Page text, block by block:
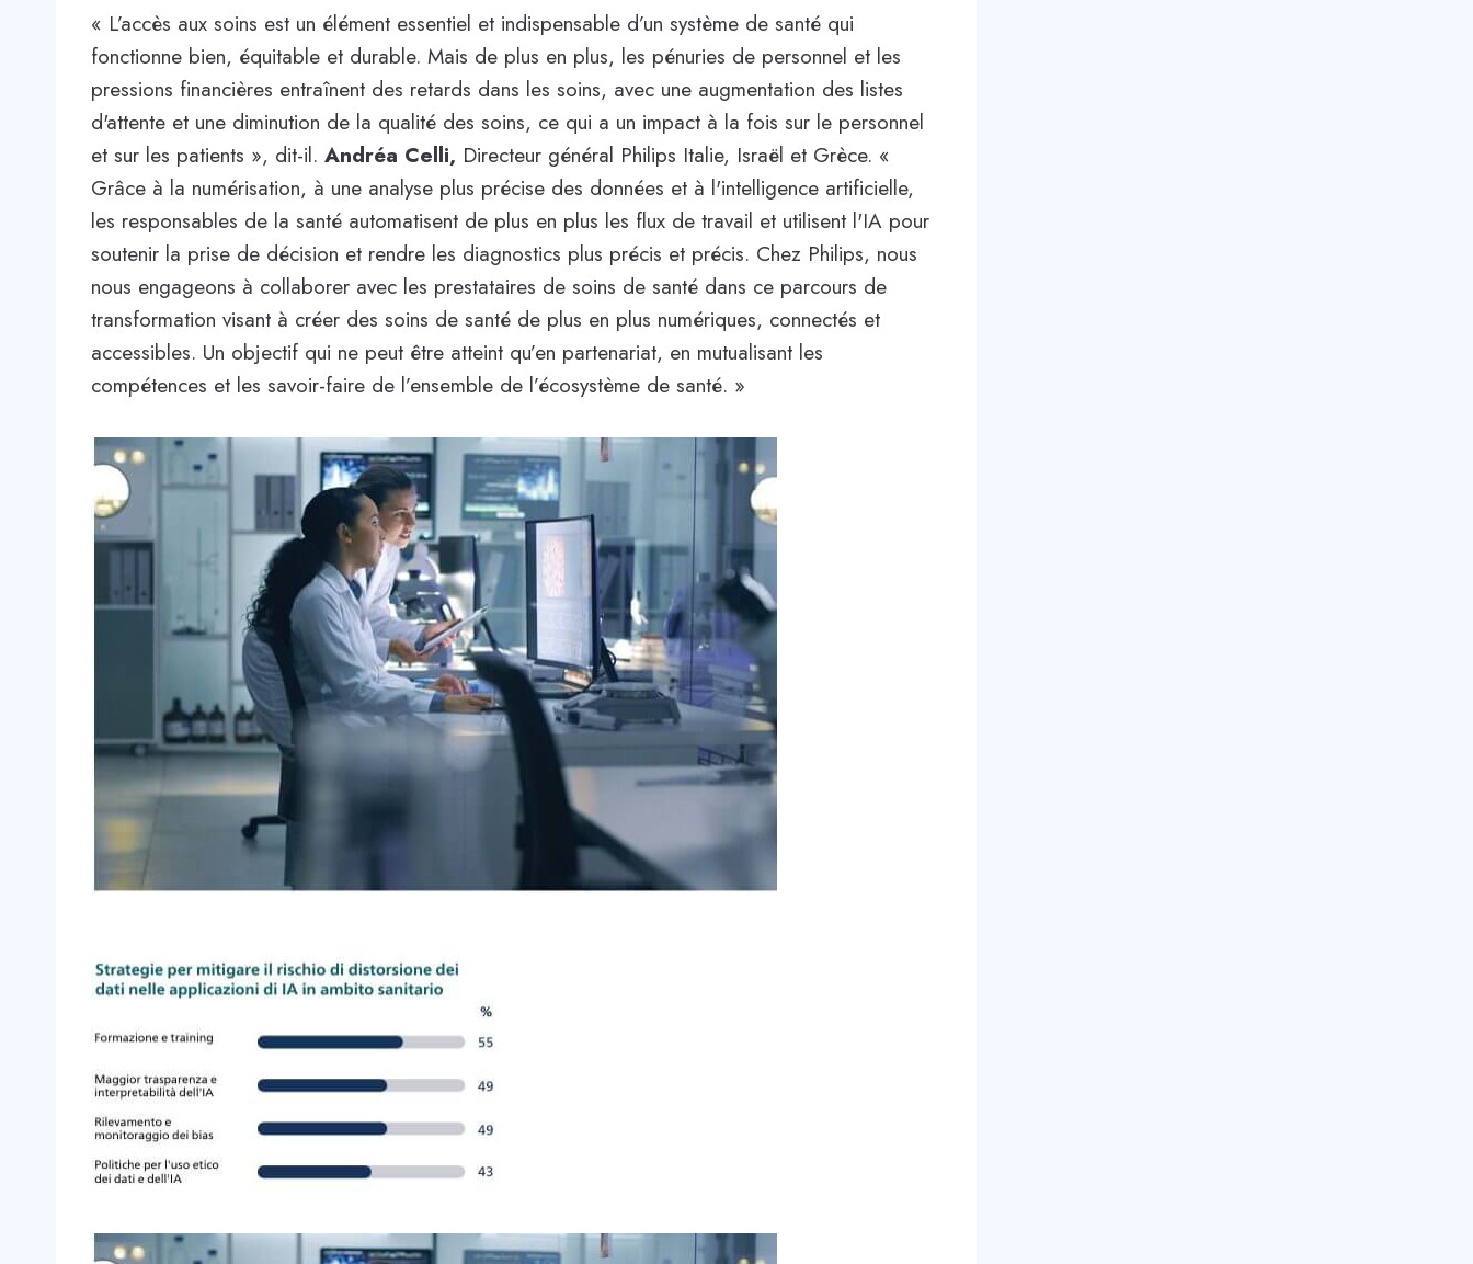
« L’accès aux soins est un élément essentiel et indispensable d’un système de santé qui
fonctionne bien, équitable et durable. Mais de plus en plus, les pénuries de personnel et les
pressions financières entraînent des retards dans les soins, avec une augmentation des listes
d'attente et une diminution de la qualité des soins, ce qui a un impact à la fois sur le personnel
et sur les patients », dit-il. Andréa Celli, Directeur général Philips Italie, Israël et Grèce. «
Grâce à la numérisation, à une analyse plus précise des données et à l'intelligence artificielle,
les responsables de la santé automatisent de plus en plus les flux de travail et utilisent l'IA pour
soutenir la prise de décision et rendre les diagnostics plus précis et précis. Chez Philips, nous
nous engageons à collaborer avec les prestataires de soins de santé dans ce parcours de
transformation visant à créer des soins de santé de plus en plus numériques, connectés et
accessibles. Un objectif qui ne peut être atteint qu’en partenariat, en mutualisant les
compétences et les savoir-faire de l’ensemble de l’écosystème de santé. »